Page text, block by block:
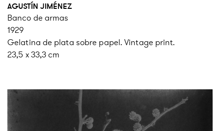
AGUSTÍN JIMÉNEZ
Banco de armas
1929
Gelatina de plata sobre papel. Vintage print.
23,5 x 33,3 cm